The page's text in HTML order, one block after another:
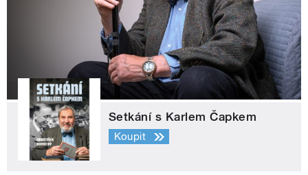
Setkání s Karlem Čapkem
Koupit